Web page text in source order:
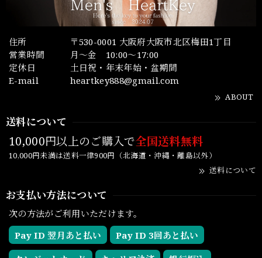
住所
〒530-0001 大阪府大阪市北区梅田1丁目
営業時間
月～金 10:00～17:00
定休日
土日祝・年末年始・盆期間
E-mail
heartkey888@gmail.com
ABOUT
送料について
10,000円以上のご購入で全国送料無料
10,000円未満は送料一律900円（北海道・沖縄・離島以外）
送料について
お支払い方法について
次の方法がご利用いただけます。
Pay ID 翌月あと払い
Pay ID 3回あと払い